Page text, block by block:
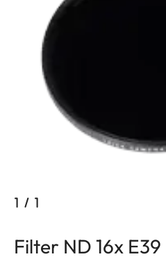
1 / 1
Filter ND 16x E39